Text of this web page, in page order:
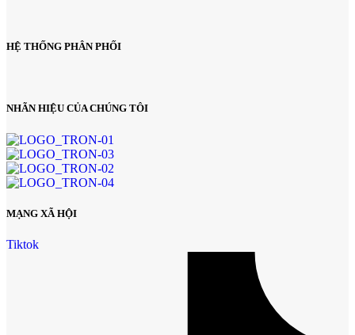
HỆ THỐNG PHÂN PHỐI
NHÃN HIỆU CỦA CHÚNG TÔI
MẠNG XÃ HỘI
Tiktok